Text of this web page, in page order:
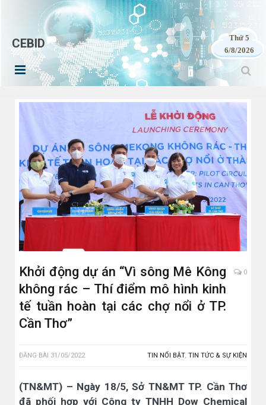
CEBID
Thứ 5
6/8/2026
Khởi động dự án “Vì sông Mê Kông
không rác – Thí điểm mô hình kinh
tế tuần hoàn tại các chợ nổi ở TP.
Cần Thơ”
0
ĐĂNG BÀI 31/05/2022 TIN NỔI BẬT, TIN TỨC & SỰ KIỆN
(TN&MT) – Ngày 18/5, Sở TN&MT TP. Cần Thơ
đã phối hợp với Công ty TNHH Dow Chemical